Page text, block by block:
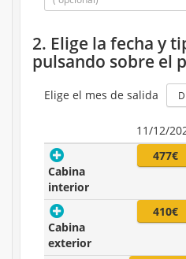
2. Elige la fecha y
pulsando sobre el
Elige el mes de salida
11/12/
Cabina
interior
477€
Cabina
exterior
410€